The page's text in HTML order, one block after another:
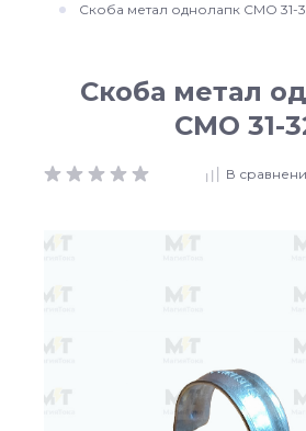
Скоба метал однолапк СМО 31-
Скоба метал
СМО 31-
В